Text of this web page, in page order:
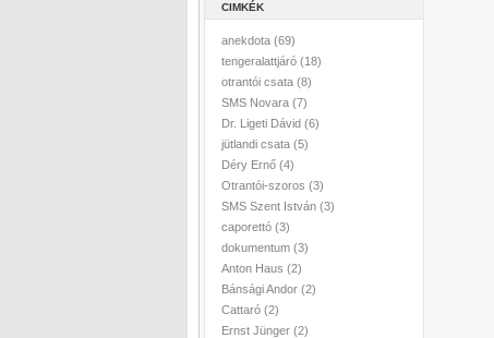
CIMKÉK
anekdota (69)
tengeralattjáró (18)
otrantói csata (8)
SMS Novara (7)
Dr. Ligeti Dávid (6)
jütlandi csata (5)
Déry Ernő (4)
Otrantói-szoros (3)
SMS Szent István (3)
caporettó (3)
dokumentum (3)
Anton Haus (2)
Bánsági Andor (2)
Cattaró (2)
Ernst Jünger (2)